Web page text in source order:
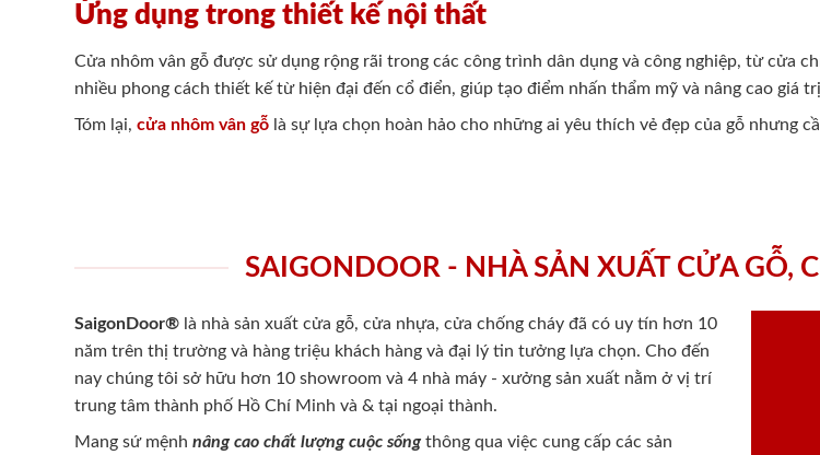
Ứng dụng trong thiết kế nội thất
Cửa nhôm vân gỗ được sử dụng rộng rãi trong các công trình dân dụng và công nghiệp, từ cửa
nhiều phong cách thiết kế từ hiện đại đến cổ điển, giúp tạo điểm nhấn thẩm mỹ và nâng cao giá
Tóm lại, cửa nhôm vân gỗ là sự lựa chọn hoàn hảo cho những ai yêu thích vẻ đẹp của gỗ nhưng
SAIGONDOOR - NHÀ SẢN XUẤT CỬA GỖ,
SaigonDoor® là nhà sản xuất cửa gỗ, cửa nhựa, cửa chống cháy đã có uy tín hơn 10
năm trên thị trường và hàng triệu khách hàng và đại lý tin tưởng lựa chọn. Cho đến
nay chúng tôi sở hữu hơn 10 showroom và 4 nhà máy - xưởng sản xuất nằm ở vị trí
trung tâm thành phố Hồ Chí Minh và & tại ngoại thành.
Mang sứ mệnh nâng cao chất lượng cuộc sốngthông qua việc cung cấp các sản